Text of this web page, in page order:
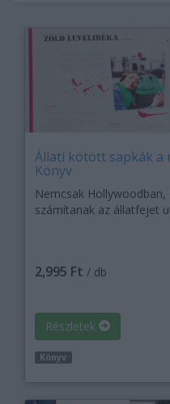
Állati kötött sapkák a
Könyv
Nemcsak
számítanak az állatfejet
2,995 Ft / db
Részletek
Könyv